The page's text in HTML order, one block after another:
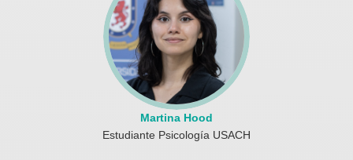
Martina Hood
Estudiante Psicología USACH